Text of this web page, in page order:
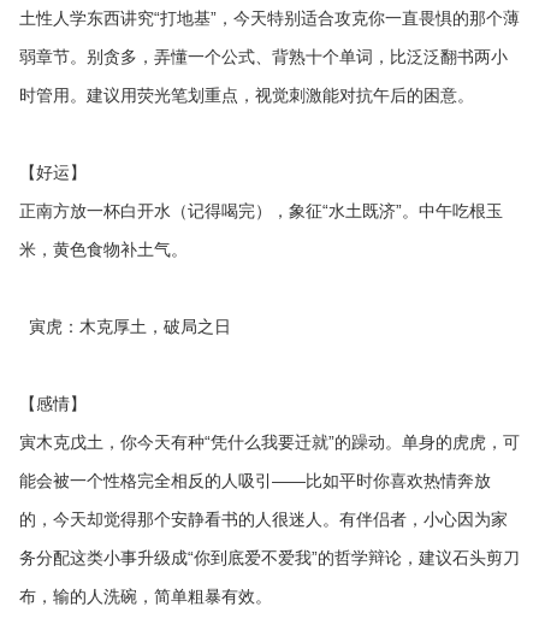
土性人学东西讲究“打地基”，今天特别适合攻克你一直畏惧的那个薄
弱章节。别贪多，弄懂一个公式、背熟十个单词，比泛泛翻书两小
时管用。建议用荧光笔划重点，视觉刺激能对抗午后的困意。
【好运】
正南方放一杯白开水（记得喝完），象征“水土既济”。中午吃根玉
米，黄色食物补土气。
寅虎：木克厚土，破局之日
【感情】
寅木克戊土，你今天有种“凭什么我要迁就”的躁动。单身的虎虎，可
能会被一个性格完全相反的人吸引——比如平时你喜欢热情奔放
的，今天却觉得那个安静看书的人很迷人。有伴侣者，小心因为家
务分配这类小事升级成“你到底爱不爱我”的哲学辩论，建议石头剪刀
布，输的人洗碗，简单粗暴有效。